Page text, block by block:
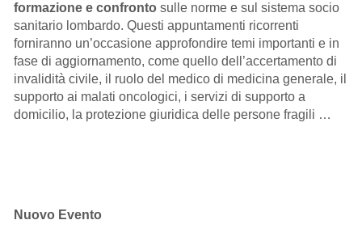
formazione e confronto sulle norme e sul sistema socio
sanitario lombardo. Questi appuntamenti ricorrenti
forniranno un’occasione approfondire temi importanti e in
fase di aggiornamento, come quello dell’accertamento di
invalidità civile, il ruolo del medico di medicina generale, il
supporto ai malati oncologici, i servizi di supporto a
domicilio, la protezione giuridica delle persone fragili …
Nuovo Evento